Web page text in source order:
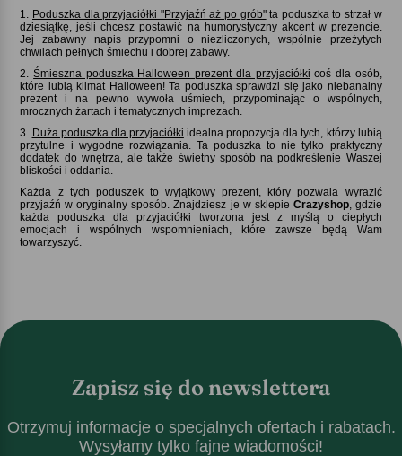
1. Poduszka dla przyjaciółki "Przyjaźń aż po grób"ta poduszka to strzał w
dziesiątkę, jeśli chcesz postawić na humorystyczny akcent w prezencie.
Jej zabawny napis przypomni o niezliczonych, wspólnie przeżytych
chwilach pełnych śmiechu i dobrej zabawy.
2.Śmieszna poduszka Halloween prezent dla przyjaciółki coś dla osób,
które lubią klimat Halloween! Ta poduszka sprawdzi się jako niebanalny
prezent i na pewno wywoła uśmiech, przypominając o wspólnych,
mrocznych żartach i tematycznych imprezach.
3.
Duża poduszka dla przyjaciółki idealna propozycja dla tych, którzy lubią
przytulne i wygodne rozwiązania. Ta poduszka to nie tylko praktyczny
dodatek do wnętrza, ale także świetny sposób na podkreślenie Waszej
bliskości i oddania.
Każda z tych poduszek to wyjątkowy prezent, który pozwala wyrazić
przyjaźń w oryginalny sposób. Znajdziesz je w sklepie Crazyshop, gdzie
każda poduszka dla przyjaciółki tworzona jest z myślą o ciepłych
emocjach i wspólnych wspomnieniach, które zawsze będą Wam
towarzyszyć.
Zapisz się do newslettera
Otrzymuj informacje o specjalnych ofertach i rabatach.
Wysyłamy tylko fajne wiadomości!